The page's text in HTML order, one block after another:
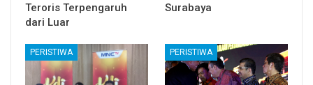
Teroris Terpengaruh
dari Luar
Surabaya
PERISTIWA PERISTIWA